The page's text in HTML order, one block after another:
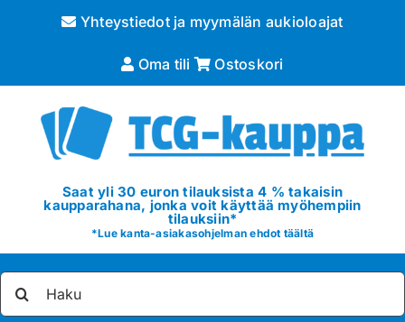
Yhteystiedot ja myymälän aukioloajat
Oma tili Ostoskori
Saat yli 30 euron tilauksista 4 % takaisin
kaupparahana, jonka voit käyttää myöhempiin
tilauksiin*
*Lue kanta-asiakasohjelman ehdot täältä